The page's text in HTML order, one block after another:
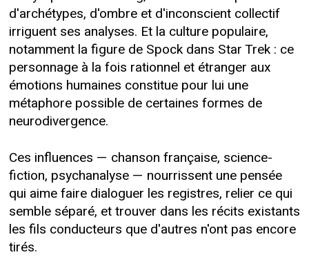
d'archétypes, d'ombre et d'inconscient collectif
irriguent ses analyses. Et la culture populaire,
notamment la figure de Spock dans Star Trek : ce
personnage à la fois rationnel et étranger aux
émotions humaines constitue pour lui une
métaphore possible de certaines formes de
neurodivergence.
Ces influences — chanson française, science-
fiction, psychanalyse — nourrissent une pensée
qui aime faire dialoguer les registres, relier ce qui
semble séparé, et trouver dans les récits existants
les fils conducteurs que d'autres n'ont pas encore
tirés.